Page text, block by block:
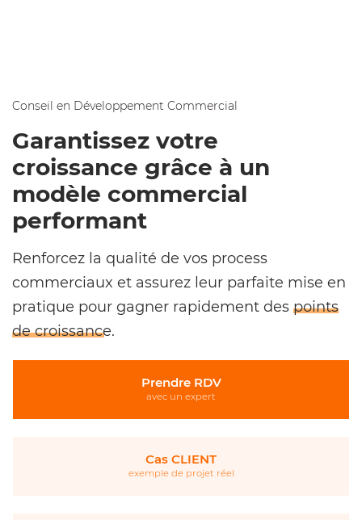
Conseil en Développement Commercial
Garantissez votre
croissance grâce à un
modèle commercial
performant
Renforcez la qualité de vos process
commerciaux et assurez leur parfaite mise en
pratique pour gagner rapidement des points
de croissance.
Prendre RDV
avec un expert
Cas CLIENT
exemple de projet réel